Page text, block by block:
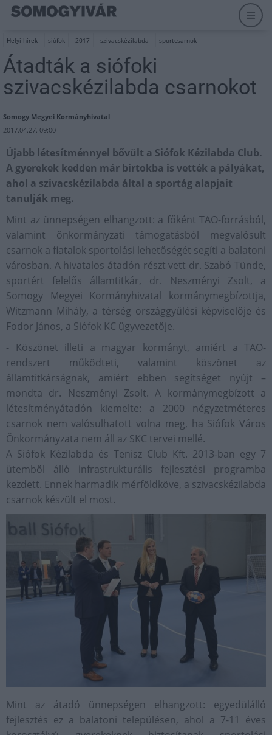
Helyi hírek siófok 2017 szivacskézilabda sportcsarnok
Átadták a siófoki
szivacskézilabda csarnokot
Somogy Megyei Kormányhivatal
2017.04.27. 09:00
Újabb létesítménnyel bővült a Siófok Kézilabda Club.
A gyerekek kedden már birtokba is vették a pályákat,
ahol a szivacskézilabda által a sportág alapjait
tanulják meg.
Mint az ünnepségen elhangzott: a főként TAO-forrásból,
valamint önkormányzati támogatásból megvalósult
csarnok a fiatalok sportolási lehetőségét segíti a balatoni
városban. A hivatalos átadón részt vett dr. Szabó Tünde,
sportért felelős államtitkár, dr. Neszményi Zsolt, a
Somogy Megyei Kormányhivatal kormánymegbízottja,
Witzmann Mihály, a térség országgyűlési képviselője és
Fodor János, a Siófok KC ügyvezetője.
- Köszönet illeti a magyar kormányt, amiért a TAO-
rendszert működteti, valamint köszönet az
államtitkárságnak, amiért ebben segítséget nyújt –
mondta dr. Neszményi Zsolt. A kormánymegbízott a
létesítményátadón kiemelte: a 2000 négyzetméteres
csarnok nem valósulhatott volna meg, ha Siófok Város
Önkormányzata nem áll az SKC tervei mellé.
A Siófok Kézilabda és Tenisz Club Kft. 2013-ban egy 7
ütemből álló infrastrukturális fejlesztési programba
kezdett. Ennek harmadik mérföldköve, a szivacskézilabda
csarnok készült el most.
Mint az átadó ünnepségen elhangzott: egyedülálló
fejlesztés ez a balatoni településen, ahol a 7-11 éves